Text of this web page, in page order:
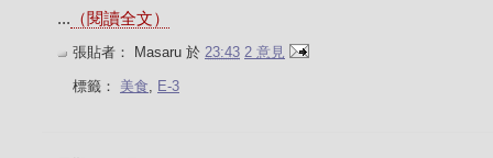
... （閱讀全文）
張貼者： Masaru 於 23:43 2 意見
標籤： 美食, E-3